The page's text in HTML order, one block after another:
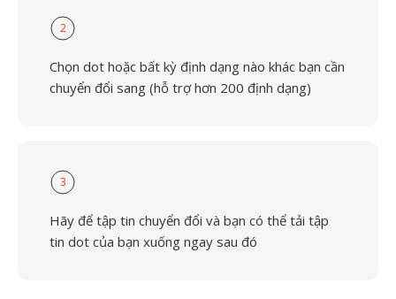
2
Chọn dot hoặc bất kỳ định dạng nào khác bạn cần
chuyển đổi sang (hỗ trợ hơn 200 định dạng)
3
Hãy để tập tin chuyển đổi và bạn có thể tải tập
tin dot của bạn xuống ngay sau đó